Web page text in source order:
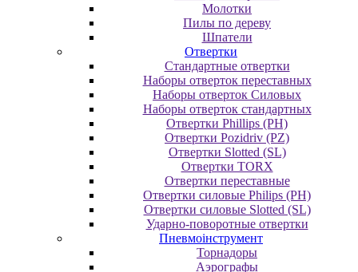
Молотки
Пилы по дереву
Шпатели
Отвертки
Cтандартные отвертки
Наборы отверток переставных
Наборы отверток Силовых
Наборы отверток стандартных
Отвертки Phillips (PH)
Отвертки Pozidriv (PZ)
Отвертки Slotted (SL)
Отвертки TORX
Отвертки переставные
Отвертки силовые Philips (PH)
Отвертки силовые Slotted (SL)
Ударно-поворотные отвертки
Пневмоінструмент
Topнaдopы
Аэрографы